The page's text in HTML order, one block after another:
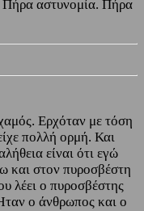
Πήρα αστυνομία. Πήρα
Ερχόταν με τόση
πολλή ορμή. Και
είναι ότι εγώ
και στον πυροσβέστη
λέει ο πυροσβέστης
ο άνθρωπος και ο